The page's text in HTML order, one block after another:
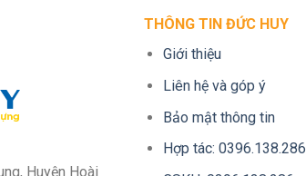
Huyện Hoài
THÔNG TIN ĐỨC HUY
Giới thiệu
Liên hệ và góp ý
Bảo mật thông tin
Hợp tác: 0396.138.286